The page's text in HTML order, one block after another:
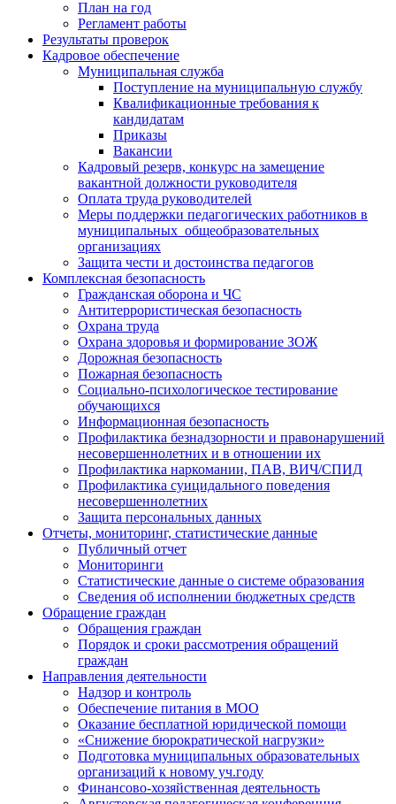
План на год
Регламент работы
Результаты проверок
Кадровое обеспечение
Муниципальная служба
Поступление на муниципальную службу
Квалификационные требования к
кандидатам
Приказы
Вакансии
Кадровый резерв, конкурс на замещение
вакантной должности руководителя
Оплата труда руководителей
Меры поддержки педагогических работников в
муниципальных общеобразовательных
организациях
Защита чести и достоинства педагогов
Комплексная безопасность
Гражданская оборона и ЧС
Антитеррористическая безопасность
Охрана труда
Охрана здоровья и формирование ЗОЖ
Дорожная безопасность
Пожарная безопасность
Социально-психологическое тестирование
обучающихся
Информационная безопасность
Профилактика безнадзорности и правонарушений
несовершеннолетних и в отношении их
Профилактика наркомании, ПАВ, ВИЧ/СПИД
Профилактика суицидального поведения
несовершеннолетних
Защита персональных данных
Отчеты, мониторинг, статистические данные
Публичный отчет
Мониторинги
Статистические данные о системе образования
Сведения об исполнении бюджетных средств
Обращение граждан
Обращения граждан
Порядок и сроки рассмотрения обращений
граждан
Направления деятельности
Надзор и контроль
Обеспечение питания в МОО
Оказание бесплатной юридической помощи
«Снижение бюрократической нагрузки»
Подготовка муниципальных образовательных
организаций к новому уч.году
Финансово-хозяйственная деятельность